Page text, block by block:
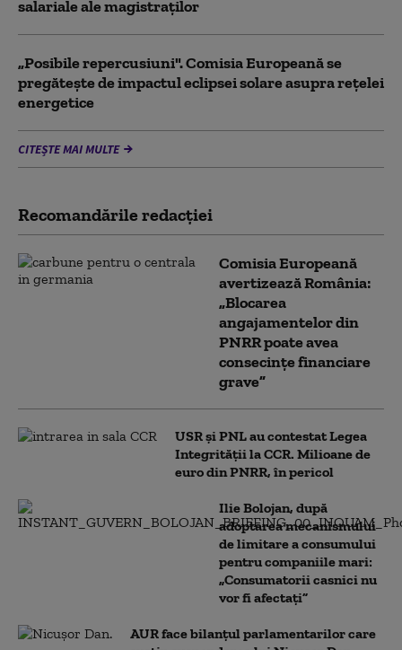
salariale ale magistraților
„Posibile repercusiuni". Comisia Europeană se
pregătește de impactul eclipsei solare asupra rețelei
energetice
CITEȘTE MAI MULTE
Recomandările redacţiei
Comisia Europeană
avertizează România:
„Blocarea
angajamentelor din
PNRR poate avea
consecințe financiare
grave”
USR și PNL au contestat Legea
Integrității la CCR. Milioane de
euro din PNRR, în pericol
Ilie Bolojan, după
adoptarea mecanismului
de limitare a consumului
pentru companiile mari:
„Consumatorii casnici nu
vor fi afectați”
AUR face bilanțul parlamentarilor care